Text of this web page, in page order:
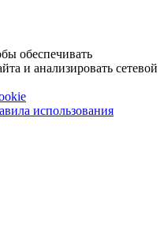
обеспечивать
и анализировать сетевой
использования